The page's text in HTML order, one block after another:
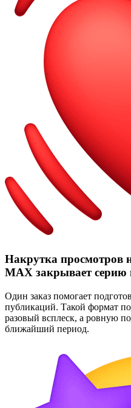
Накрутка просмотров
MAX закрывает серию
Один заказ помогает
публикаций. Такой формат
разовый всплеск, а ровную
ближайший период.